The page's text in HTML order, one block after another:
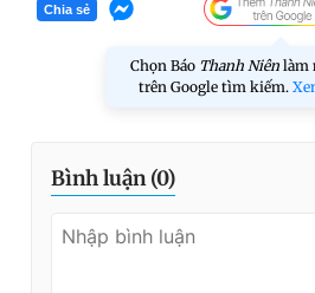
Chia sẻ
Chọn Báo Thanh Niên làm
trên Google tìm kiếm.
Bình luận (0)